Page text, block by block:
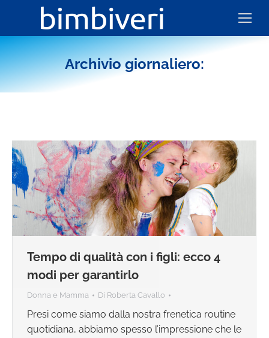
Archivio giornaliero:
Tempo di qualità con i figli: ecco 4
modi per garantirlo
Donna e Mamma Di Roberta Cavallo
Presi come siamo dalla nostra frenetica routine
quotidiana, abbiamo spesso l’impressione che le